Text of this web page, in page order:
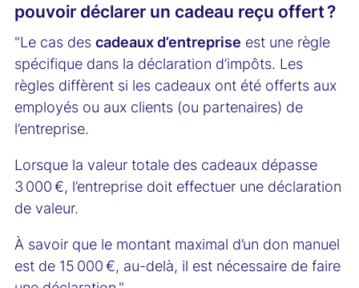
pouvoir déclarer un cadeau reçu offert ?
"Le cas des cadeaux d’entreprise est une règle
spécifique dans la déclaration d’impôts. Les
règles diffèrent si les cadeaux ont été offerts aux
employés ou aux clients (ou partenaires) de
l’entreprise.
Lorsque la valeur totale des cadeaux dépasse
3 000 €, l’entreprise doit effectuer une déclaration
de valeur.
À savoir que le montant maximal d’un don manuel
est de 15 000 €, au-delà, il est nécessaire de faire